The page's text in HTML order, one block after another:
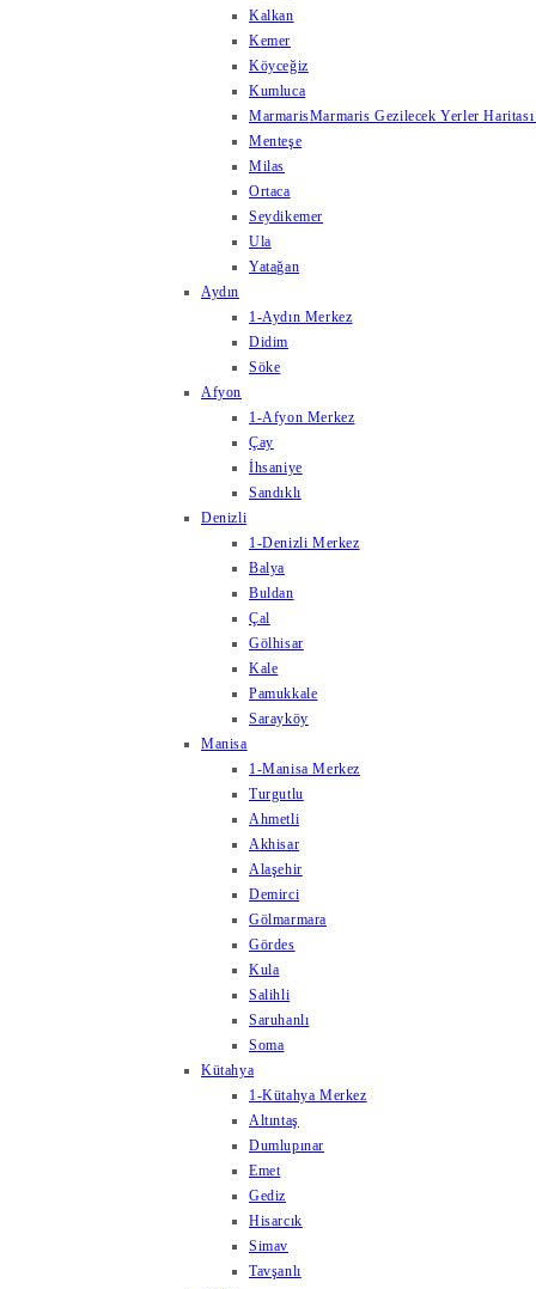
Kalkan
Kemer
Köyceğiz
Kumluca
MarmarisMarmaris Gezilecek Yerler
Menteşe
Milas
Ortaca
Seydikemer
Ula
Yatağan
Aydın
1-Aydın Merkez
Didim
Söke
Afyon
1-Afyon Merkez
Çay
İhsaniye
Sandıklı
Denizli
1-Denizli Merkez
Balya
Buldan
Çal
Gölhisar
Kale
Pamukkale
Sarayköy
Manisa
1-Manisa Merkez
Turgutlu
Ahmetli
Akhisar
Alaşehir
Demirci
Gölmarmara
Gördes
Kula
Salihli
Saruhanlı
Soma
Kütahya
1-Kütahya Merkez
Altıntaş
Dumlupınar
Emet
Gediz
Hisarcık
Simav
Tavşanlı